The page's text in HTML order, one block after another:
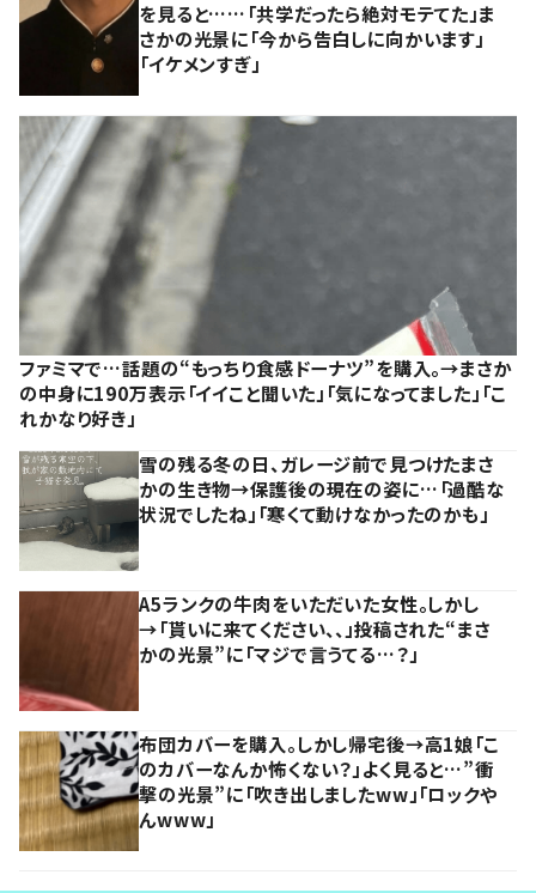
を見ると……「共学だったら絶対モテてた」ま
さかの光景に「今から告白しに向かいます」
「イケメンすぎ」
ファミマで…話題の“もっちり食感ドーナツ”を購入。→まさか
の中身に190万表示「イイこと聞いた」「気になってました」「こ
れかなり好き」
雪の残る冬の日、ガレージ前で見つけたまさ
かの生き物→保護後の現在の姿に…「過酷な
状況でしたね」「寒くて動けなかったのかも」
A5ランクの牛肉をいただいた女性。しかし
→「貰いに来てください、、」投稿された“まさ
かの光景”に「マジで言うてる…？」
布団カバーを購入。しかし帰宅後→高1娘「こ
のカバーなんか怖くない？」よく見ると…”衝
撃の光景”に「吹き出しましたww」「ロックや
んwww」